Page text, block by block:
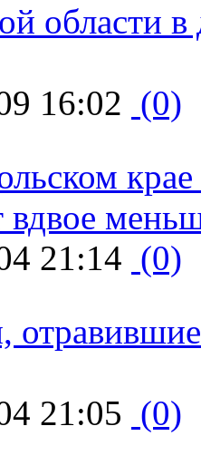
области в
16:02 (0)
вдвое
21:14 (0)
21:05 (0)